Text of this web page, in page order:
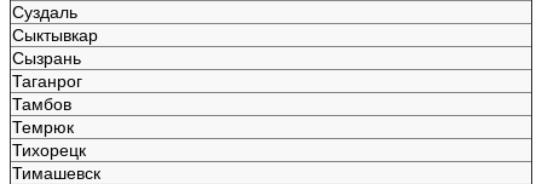
Суздаль
Сыктывкар
Сызрань
Таганрог
Тамбов
Темрюк
Тихорецк
Тимашевск